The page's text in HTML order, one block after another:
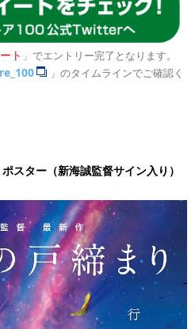
ト 」でエントリー完了となります。
」のタイムラインでご確認く
ター（新海誠監督サイン入り）